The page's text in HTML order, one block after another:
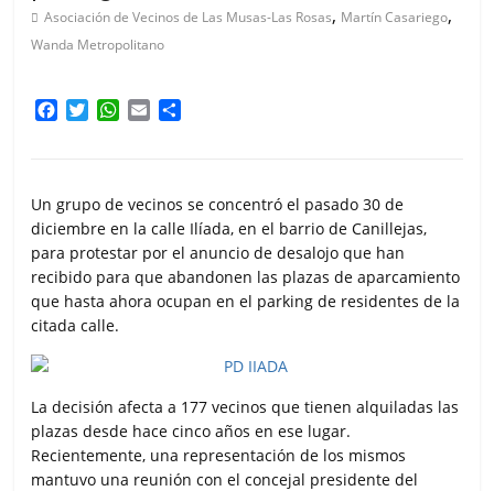
Asociación de Vecinos de Las Musas-Las Rosas, Martín Casariego,
Wanda Metropolitano
b
o
o
k
t
e
r
W
s
A
p
p
l
a
r
t
i
r
Un grupo de vecinos se concentró el pasado 30 de
diciembre en la calle Ilíada, en el barrio de Canillejas,
para protestar por el anuncio de desalojo que han
recibido para que abandonen las plazas de aparcamiento
que hasta ahora ocupan en el parking de residentes de la
citada calle.
La decisión afecta a 177 vecinos que tienen alquiladas las
plazas desde hace cinco años en ese lugar.
Recientemente, una representación de los mismos
mantuvo una reunión con el concejal presidente del